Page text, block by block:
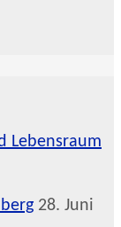
Lebensraum
28. Juni